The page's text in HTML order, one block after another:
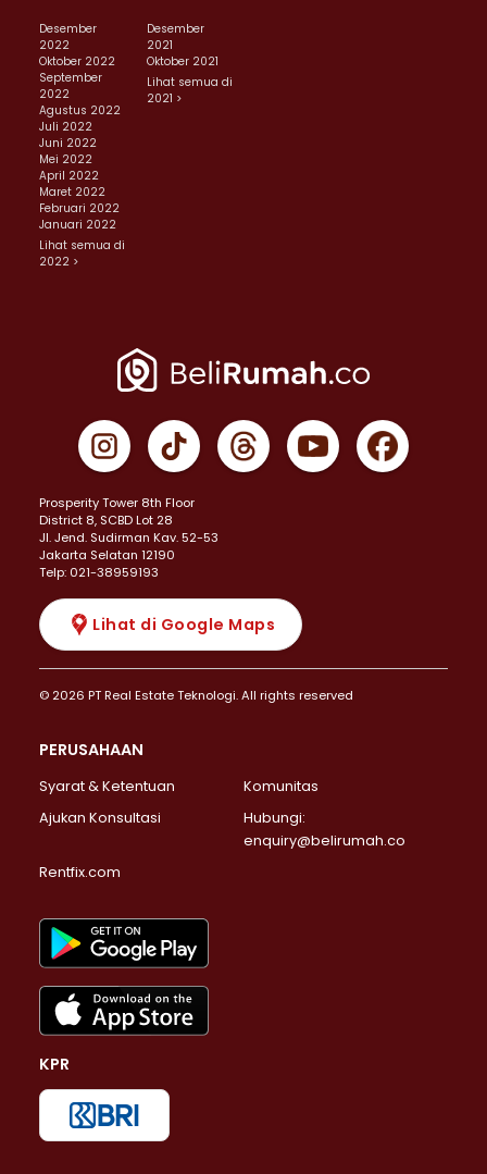
Desember
2022
Oktober 2022
September
2022
Agustus 2022
Juli 2022
Juni 2022
Mei 2022
April 2022
Maret 2022
Februari 2022
Januari 2022
Lihat semua di
2022 >
Desember
2021
Oktober 2021
Lihat semua di
2021 >
Prosperity Tower 8th Floor
District 8, SCBD Lot 28
JI. Jend. Sudirman Kav. 52-53
Jakarta Selatan 12190
Telp: 021-38959193
Lihat di Google Maps
© 2026 PT Real Estate Teknologi. All rights reserved
PERUSAHAAN
Syarat & Ketentuan
Komunitas
Ajukan Konsultasi
Hubungi:
enquiry@belirumah.co
Rentfix.com
KPR